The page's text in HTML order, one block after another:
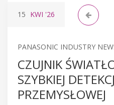
15 KWI '26
PANASONIC INDUSTRY
CZUJNIK
SZYBKIEJ
PRZEMYSŁOWEJ